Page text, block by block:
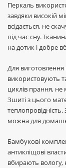
Перкаль
завдяки високій
всідається, не
під час сну.
на дотик і добре
Для виготовлення
використовують
циклів прання, не
Зшиті з цього
можна для
Бамбукові
антикліщові
вбирають вологу,